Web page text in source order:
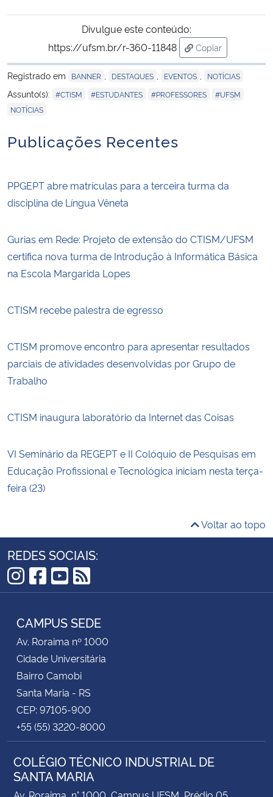
Divulgue este conteúdo:
https://ufsm.br/r-360-11848
Copiar
para área de
Registrado em
BANNER DESTAQUES EVENTOS NOTÍCIAS
Assunto(s): #CTISM #ESTUDANTES #PROFESSORES #UFSM
NOTÍCIAS
Publicações Recentes
PPGEPT abre matrículas para a terceira turma da
disciplina de Língua Vêneta
Gurias em Rede: Projeto de extensão do CTISM/UFSM
certifica nova turma de Introdução à Informática Básica
na Escola Margarida Lopes
CTISM recebe palestra de egresso
CTISM promove encontro para apresentar resultados
parciais de atividades desenvolvidas por Grupo de
Trabalho
CTISM inaugura laboratório da Internet das Coisas
VI Seminário da REGEPT e II Colóquio de Pesquisas em
Educação Profissional e Tecnológica iniciam nesta terça-
feira (23)
Voltar ao topo
REDES SOCIAIS:
Instagram
Facebook
YouTube
RSS
CAMPUS SEDE
Av. Roraima nº 1000
Cidade Universitária
Bairro Camobi
Santa Maria - RS
CEP: 97105-900
+55 (55) 3220-8000
COLÉGIO TÉCNICO INDUSTRIAL DE
SANTA MARIA